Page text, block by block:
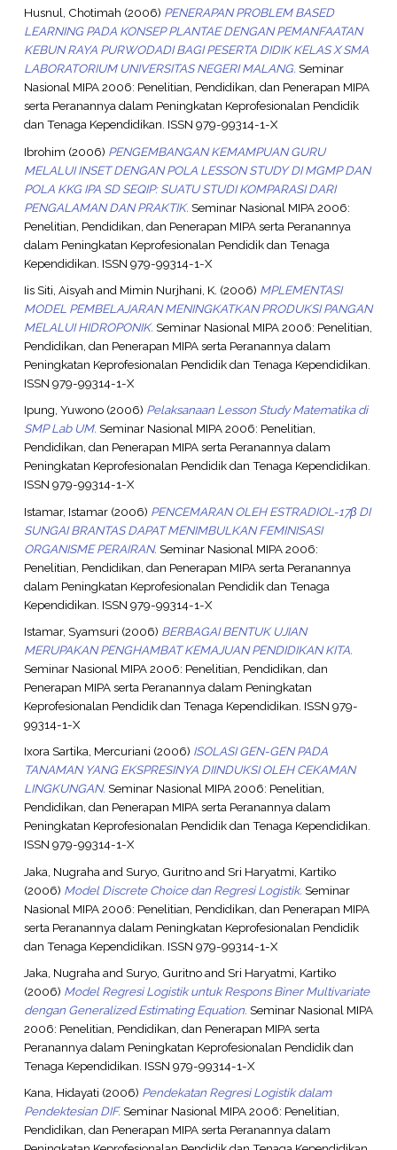
Husnul, Chotimah (2006) PENERAPAN PROBLEM BASED
LEARNING PADA KONSEP PLANTAE DENGAN PEMANFAATAN
KEBUN RAYA PURWODADI BAGI PESERTA DIDIK KELAS X SMA
LABORATORIUM UNIVERSITAS NEGERI MALANG. Seminar
Nasional MIPA 2006: Penelitian, Pendidikan, dan Penerapan MIPA
serta Peranannya dalam Peningkatan Keprofesionalan Pendidik
dan Tenaga Kependidikan. ISSN 979-99314-1-X
Ibrohim (2006) PENGEMBANGAN KEMAMPUAN GURU
MELALUI INSET DENGAN POLA LESSON STUDY DI MGMP DAN
POLA KKG IPA SD SEQIP: SUATU STUDI KOMPARASI DARI
PENGALAMAN DAN PRAKTIK. Seminar Nasional MIPA 2006:
Penelitian, Pendidikan, dan Penerapan MIPA serta Peranannya
dalam Peningkatan Keprofesionalan Pendidik dan Tenaga
Kependidikan. ISSN 979-99314-1-X
Iis Siti, Aisyah and Mimin Nurjhani, K. (2006) MPLEMENTASI
MODEL PEMBELAJARAN MENINGKATKAN PRODUKSI PANGAN
MELALUI HIDROPONIK. Seminar Nasional MIPA 2006: Penelitian,
Pendidikan, dan Penerapan MIPA serta Peranannya dalam
Peningkatan Keprofesionalan Pendidik dan Tenaga Kependidikan.
ISSN 979-99314-1-X
Ipung, Yuwono(2006) Pelaksanaan Lesson Study Matematika di
SMP Lab UM. Seminar Nasional MIPA 2006: Penelitian,
Pendidikan, dan Penerapan MIPA serta Peranannya dalam
Peningkatan Keprofesionalan Pendidik dan Tenaga Kependidikan.
ISSN 979-99314-1-X
Istamar, Istamar(2006) PENCEMARAN OLEH ESTRADIOL-17β DI
SUNGAI BRANTAS DAPAT MENIMBULKAN FEMINISASI
ORGANISME PERAIRAN. Seminar Nasional MIPA 2006:
Penelitian, Pendidikan, dan Penerapan MIPA serta Peranannya
dalam Peningkatan Keprofesionalan Pendidik dan Tenaga
Kependidikan. ISSN 979-99314-1-X
Istamar, Syamsuri (2006) BERBAGAI BENTUK UJIAN
MERUPAKAN PENGHAMBAT KEMAJUAN PENDIDIKAN KITA.
Seminar Nasional MIPA 2006: Penelitian, Pendidikan, dan
Penerapan MIPA serta Peranannya dalam Peningkatan
Keprofesionalan Pendidik dan Tenaga Kependidikan. ISSN 979-
99314-1-X
Ixora Sartika, Mercuriani (2006) ISOLASI GEN-GEN PADA
TANAMAN YANG EKSPRESINYA DIINDUKSI OLEH CEKAMAN
LINGKUNGAN. Seminar Nasional MIPA 2006: Penelitian,
Pendidikan, dan Penerapan MIPA serta Peranannya dalam
Peningkatan Keprofesionalan Pendidik dan Tenaga Kependidikan.
ISSN 979-99314-1-X
Jaka, Nugraha and Suryo, Guritnoand Sri Haryatmi, Kartiko
(2006) Model Discrete Choice dan Regresi Logistik. Seminar
Nasional MIPA 2006: Penelitian, Pendidikan, dan Penerapan MIPA
serta Peranannya dalam Peningkatan Keprofesionalan Pendidik
dan Tenaga Kependidikan. ISSN 979-99314-1-X
Jaka, Nugraha and Suryo, Guritnoand Sri Haryatmi, Kartiko
(2006) Model Regresi Logistik untuk Respons Biner Multivariate
dengan Generalized Estimating Equation. Seminar Nasional MIPA
2006: Penelitian, Pendidikan, dan Penerapan MIPA serta
Peranannya dalam Peningkatan Keprofesionalan Pendidik dan
Tenaga Kependidikan. ISSN 979-99314-1-X
Kana, Hidayati (2006) Pendekatan Regresi Logistik dalam
Pendektesian DIF.Seminar Nasional MIPA 2006: Penelitian,
Pendidikan, dan Penerapan MIPA serta Peranannya dalam